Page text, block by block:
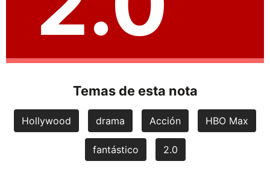
Temas de esta nota
Hollywood drama Acción HBO Max
fantástico 2.0